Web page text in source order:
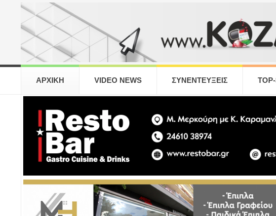
ΑΡΧΙΚΗ VIDEO NEWS ΣΥΝΕΝΤΕΥΞΕΙΣ